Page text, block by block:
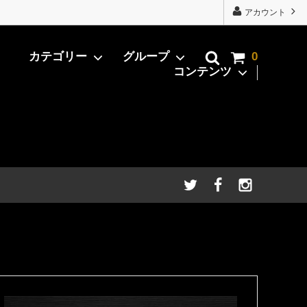
アカウント
0
カテゴリー グループ
コンテンツ